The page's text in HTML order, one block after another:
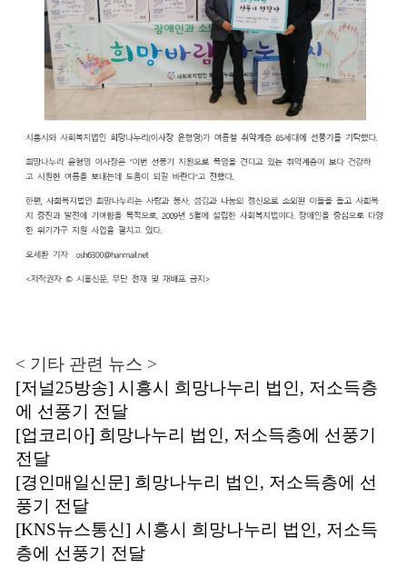
< 기타 관련 뉴스 >
[저널25방송] 시흥시 희망나누리 법인, 저소득층
에 선풍기 전달
[업코리아] 희망나누리 법인, 저소득층에 선풍기
전달
[경인매일신문] 희망나누리 법인, 저소득층에 선
풍기 전달
[KNS뉴스통신] 시흥시 희망나누리 법인, 저소득
층에 선풍기 전달